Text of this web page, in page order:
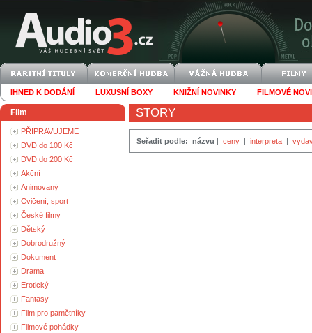
IHNED K DODÁNÍ LUXUSNÍ BOXY KNIŽNÍ NOVINKY FILMOVÉ
Film
PŘIPRAVUJEME
DVD do 100 Kč
DVD do 200 Kč
Akční
Animovaný
Cvičení, sport
České filmy
Dětský
Dobrodružný
Dokument
Drama
Erotický
Fantasy
Film pro pamětníky
Filmové pohádky
STORY
Seřadit podle: názvu | ceny | interpreta |